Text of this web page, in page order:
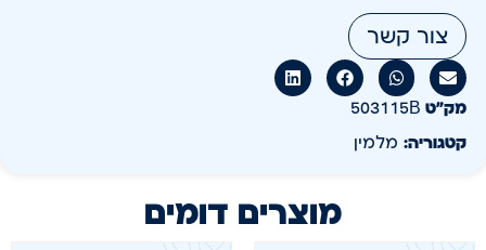
צור קשר
מק״ט 503115B
קטגוריה: מלמין
מוצרים דומים